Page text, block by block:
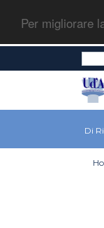
Per migliorare
Di